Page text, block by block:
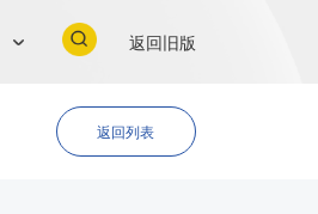
返回旧版
返回列表